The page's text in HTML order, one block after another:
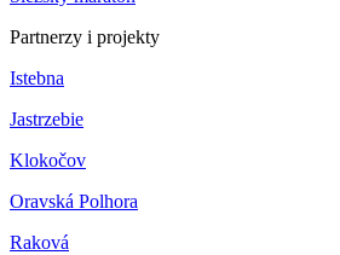
Partnerzy i projekty
Istebna
Jastrzebie
Klokočov
Oravská Polhora
Raková